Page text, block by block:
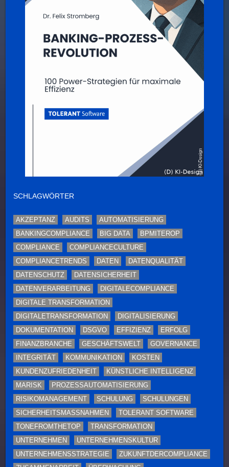
SCHLAGWÖRTER
AKZEPTANZ AUDITS
AUTOMATISIERUNG
BANKINGCOMPLIANCE
BIG DATA
BPMITEROP
COMPLIANCE
COMPLIANCECULTURE
COMPLIANCETRENDS
DATEN
DATENQUALITÄT
DATENSCHUTZ
DATENSICHERHEIT
DATENVERARBEITUNG
DIGITALECOMPLIANCE
DIGITALE TRANSFORMATION
DIGITALETRANSFORMATION
DIGITALISIERUNG
DOKUMENTATION
DSGVO EFFIZIENZ
ERFOLG
FINANZBRANCHE
GESCHÄFTSWELT
GOVERNANCE
INTEGRITÄT
KOMMUNIKATION
KOSTEN
KUNDENZUFRIEDENHEIT
KÜNSTLICHE INTELLIGENZ
MARISK
PROZESSAUTOMATISIERUNG
RISIKOMANAGEMENT
SCHULUNG
SCHULUNGEN
SICHERHEITSMASSNAHMEN
TOLERANT SOFTWARE
TONEFROMTHETOP
TRANSFORMATION
UNTERNEHMEN
UNTERNEHMENSKULTUR
UNTERNEHMENSSTRATEGIE
ZUKUNFTDERCOMPLIANCE